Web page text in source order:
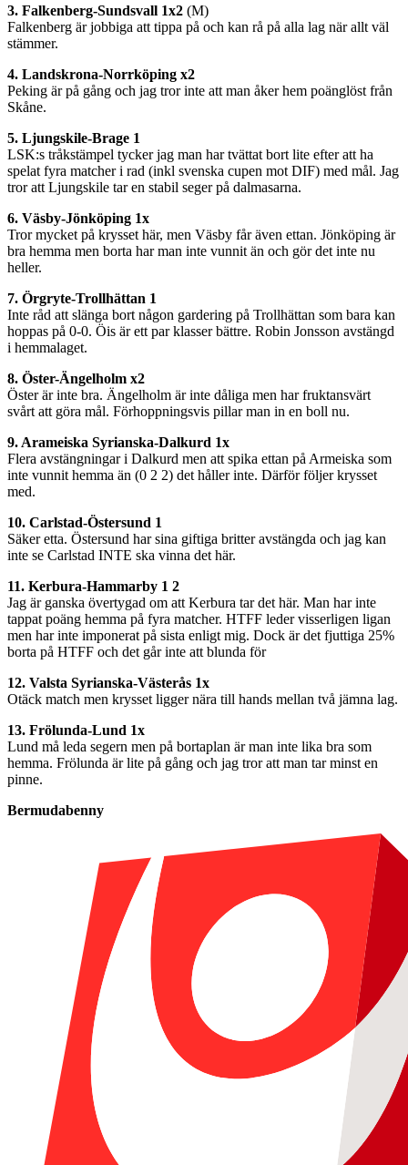
3. Falkenberg-Sundsvall 1x2 (M)
Falkenberg är jobbiga att tippa på och kan rå på alla lag när allt väl
stämmer.
4. Landskrona-Norrköping x2
Peking är på gång och jag tror inte att man åker hem poänglöst från
Skåne.
5. Ljungskile-Brage 1
LSK:s tråkstämpel tycker jag man har tvättat bort lite efter att ha
spelat fyra matcher i rad (inkl svenska cupen mot DIF) med mål. Jag
tror att Ljungskile tar en stabil seger på dalmasarna.
6. Väsby-Jönköping 1x
Tror mycket på krysset här, men Väsby får även ettan. Jönköping är
bra hemma men borta har man inte vunnit än och gör det inte nu
heller.
7. Örgryte-Trollhättan 1
Inte råd att slänga bort någon gardering på Trollhättan som bara kan
hoppas på 0-0. Öis är ett par klasser bättre. Robin Jonsson avstängd
i hemmalaget.
8. Öster-Ängelholm x2
Öster är inte bra. Ängelholm är inte dåliga men har fruktansvärt
svårt att göra mål. Förhoppningsvis pillar man in en boll nu.
9. Arameiska Syrianska-Dalkurd 1x
Flera avstängningar i Dalkurd men att spika ettan på Armeiska som
inte vunnit hemma än (0 2 2) det håller inte. Därför följer krysset
med.
10. Carlstad-Östersund 1
Säker etta. Östersund har sina giftiga britter avstängda och jag kan
inte se Carlstad INTE ska vinna det här.
11. Kerbura-Hammarby 1 2
Jag är ganska övertygad om att Kerbura tar det här. Man har inte
tappat poäng hemma på fyra matcher. HTFF leder visserligen ligan
men har inte imponerat på sista enligt mig. Dock är det fjuttiga 25%
borta på HTFF och det går inte att blunda för
12. Valsta Syrianska-Västerås 1x
Otäck match men krysset ligger nära till hands mellan två jämna lag.
13. Frölunda-Lund 1x
Lund må leda segern men på bortaplan är man inte lika bra som
hemma. Frölunda är lite på gång och jag tror att man tar minst en
pinne.
Bermudabenny